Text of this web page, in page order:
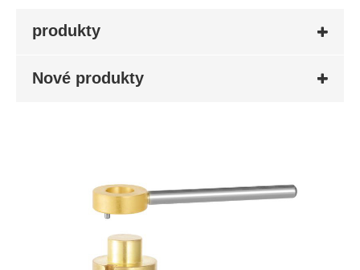
produkty
Nové produkty